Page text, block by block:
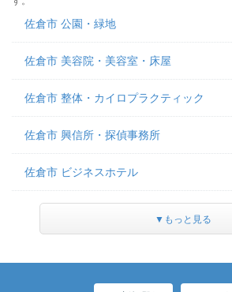
佐倉市 公園・緑地
佐倉市 美容院・美容室・床屋
佐倉市 整体・カイロプラクティック
佐倉市 興信所・探偵事務所
佐倉市 ビジネスホテル
▼もっと見る